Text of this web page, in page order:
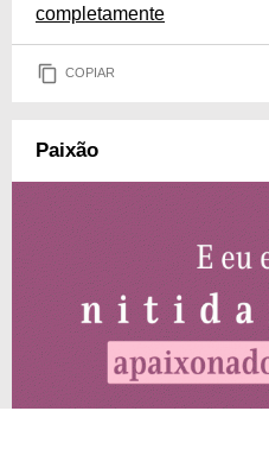
completamente
COPIAR
Paixão